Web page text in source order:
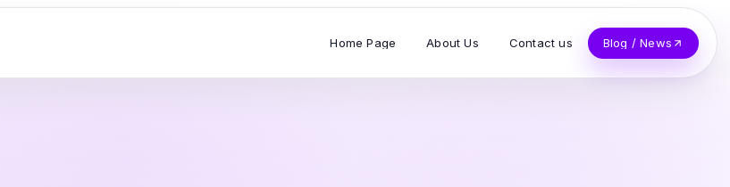
Home Page About Us Contact us Blog / News